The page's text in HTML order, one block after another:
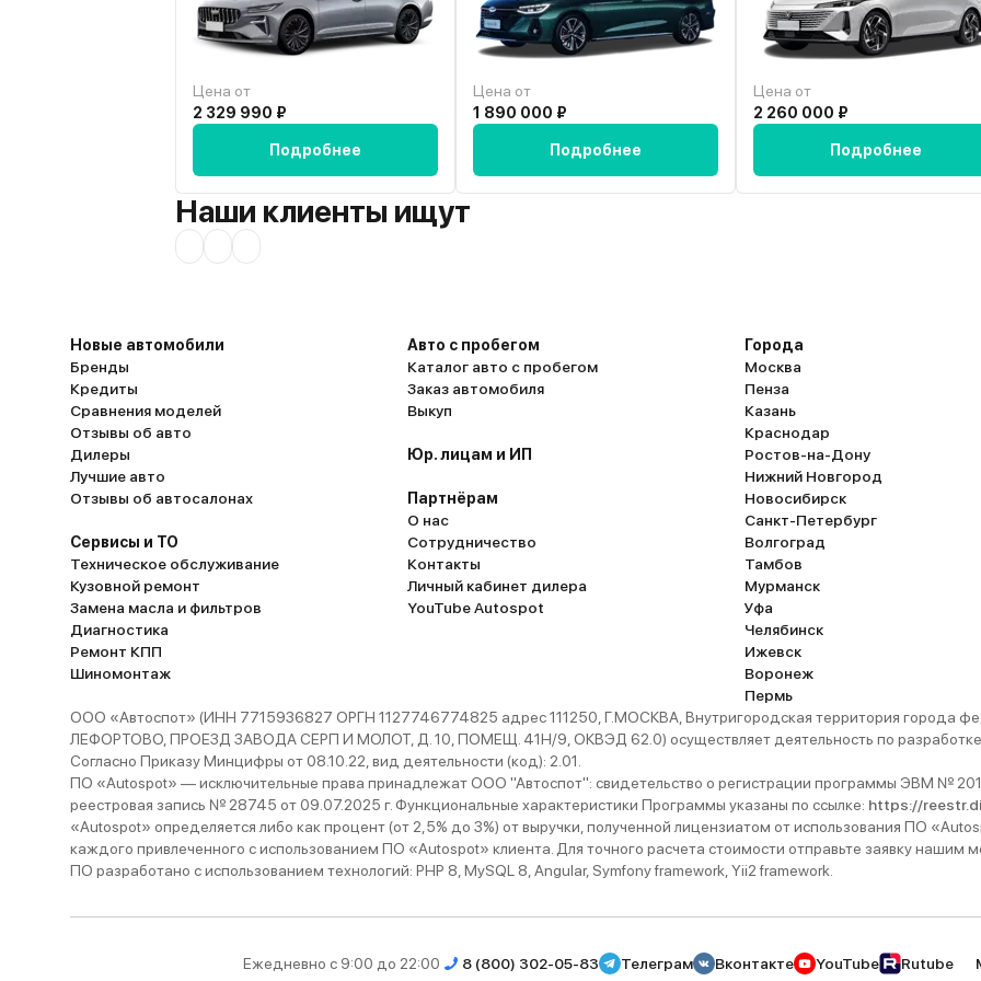
габаритах. Планирую устанавливать ГБО и кататься
дальше, но уже более экономично.
парктроники и камеры заднего вида. Руль
чувствительный. Отлично работает
несмотря на то что очень много ездим,
ТО и так по мелочи. Машину
кого важны те параметры, которые я
но с прожорливостью четырехколесного
мириться тоже придётся.
Цена от
2 329 990 ₽
Подробнее
Цена от
1 890 000 ₽
Подробнее
Цена от
2 260 000 ₽
Подробнее
Наши клиенты ищут
Новые автомобили
Бренды
Кредиты
Сравнения моделей
Отзывы об авто
Дилеры
Лучшие авто
Отзывы об автосалонах
Сервисы и ТО
Техническое обслуживание
Кузовной ремонт
Замена масла и фильтров
Диагностика
Ремонт КПП
Шиномонтаж
Авто с пробегом
Каталог авто с пробегом
Заказ автомобиля
Выкуп
Юр. лицам и ИП
Партнёрам
О нас
Сотрудничество
Контакты
Личный кабинет дилера
YouTube Autospot
Города
Москва
Пенза
Казань
Краснодар
Ростов-на-Дону
Нижний Новгород
Новосибирск
Санкт-Петербург
Волгоград
Тамбов
Мурманск
Уфа
Челябинск
Ижевск
Воронеж
Пермь
ООО «Автоспот» (ИНН 7715936827 ОРГН 1127746774825 адрес 111250, Г.МОСКВА, Внутригородская территория города
ЛЕФОРТОВО, ПРОЕЗД ЗАВОДА СЕРП И МОЛОТ, Д. 10, ПОМЕЩ. 41Н/9, ОКВЭД 62.0) осуществляет деятельность по
Согласно Приказу Минцифры от 08.10.22, вид деятельности (код): 2.01.
ПО «Autospot» — исключительные права принадлежат ООО "Автоспот": свидетельство о регистрации программы ЭВМ №
реестровая запись № 28745 от 09.07.2025 г. Функциональные характеристики Программы указаны по ссылке: https://
«Autospot» определяется либо как процент (от 2,5% до 3%) от выручки, полученной лицензиатом от использования ПО
каждого привлеченного с использованием ПО «Autospot» клиента. Для точного расчета стоимости отправьте заявку нашим
ПО разработано с использованием технологий: PHP 8, MySQL 8, Angular, Symfony framework, Yii2 framework.
Ежедневно с 9:00 до 22:00 8 (800) 302-05-83 Телеграм Вконтакте YouTube Rutube